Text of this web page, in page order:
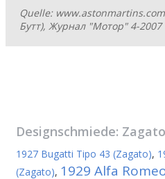
Quelle:
Бутт), Журнал "Мотор" 4-2007
Designschmiede: Zagato
1927 Bugatti Tipo 43 (Zagato),
(Zagato), 1929 Alfa